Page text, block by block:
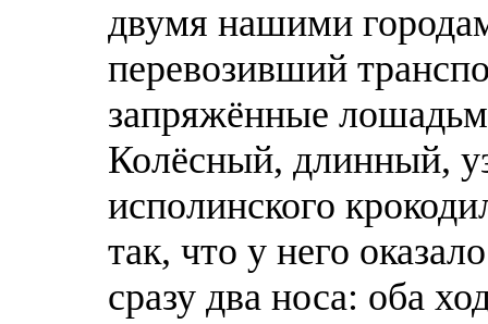
двумя нашими
перевозивший
запряжённые
Колёсный, длинный,
исполинского
так, что у него
сразу двa носа: оба